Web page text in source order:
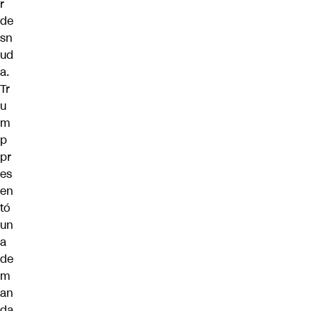
r
de
sn
ud
a.
Tr
u
m
p
pr
es
en
tó
un
a
de
m
an